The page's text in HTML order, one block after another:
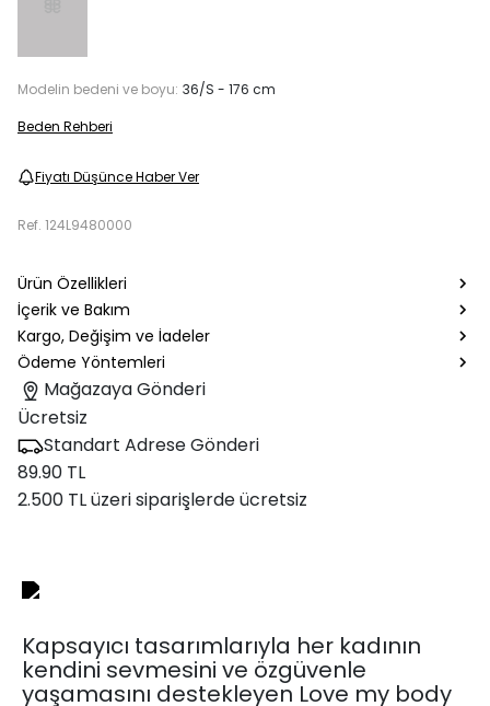
Modelin bedeni ve boyu: 36/S - 176 cm
Beden Rehberi
Fiyatı Düşünce Haber Ver
Ref. 124L9480000
Ürün Özellikleri
İçerik ve Bakım
Kargo, Değişim ve İadeler
Ödeme Yöntemleri
Mağazaya Gönderi
Ücretsiz
Standart Adrese Gönderi
89.90 TL
2.500 TL üzeri siparişlerde ücretsiz
Kapsayıcı tasarımlarıyla her kadının
kendini sevmesini ve özgüvenle
yaşamasını destekleyen Love my body